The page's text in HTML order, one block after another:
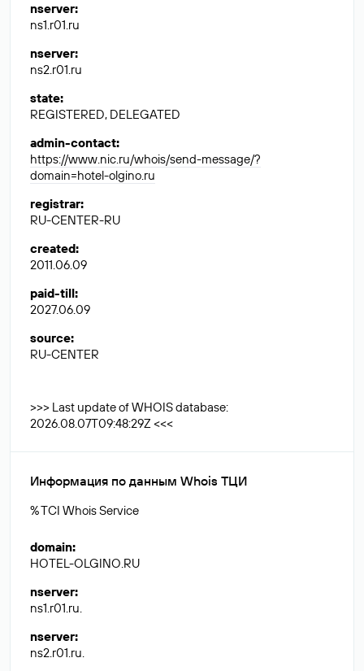
nserver:
ns1.r01.ru
nserver:
ns2.r01.ru
state:
REGISTERED, DELEGATED
admin-contact:
https://www.nic.ru/whois/send-message/?
domain=hotel-olgino.ru
registrar:
RU-CENTER-RU
created:
2011.06.09
paid-till:
2027.06.09
source:
RU-CENTER
>>> Last update of WHOIS database:
2026.08.07T09:48:29Z <<<
Информация по данным Whois ТЦИ
% TCI Whois Service
domain:
HOTEL-OLGINO.RU
nserver:
ns1.r01.ru.
nserver:
ns2.r01.ru.